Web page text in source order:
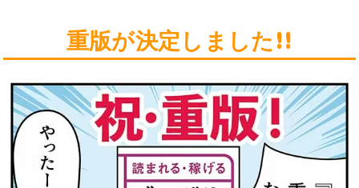
重版が決定しました!!